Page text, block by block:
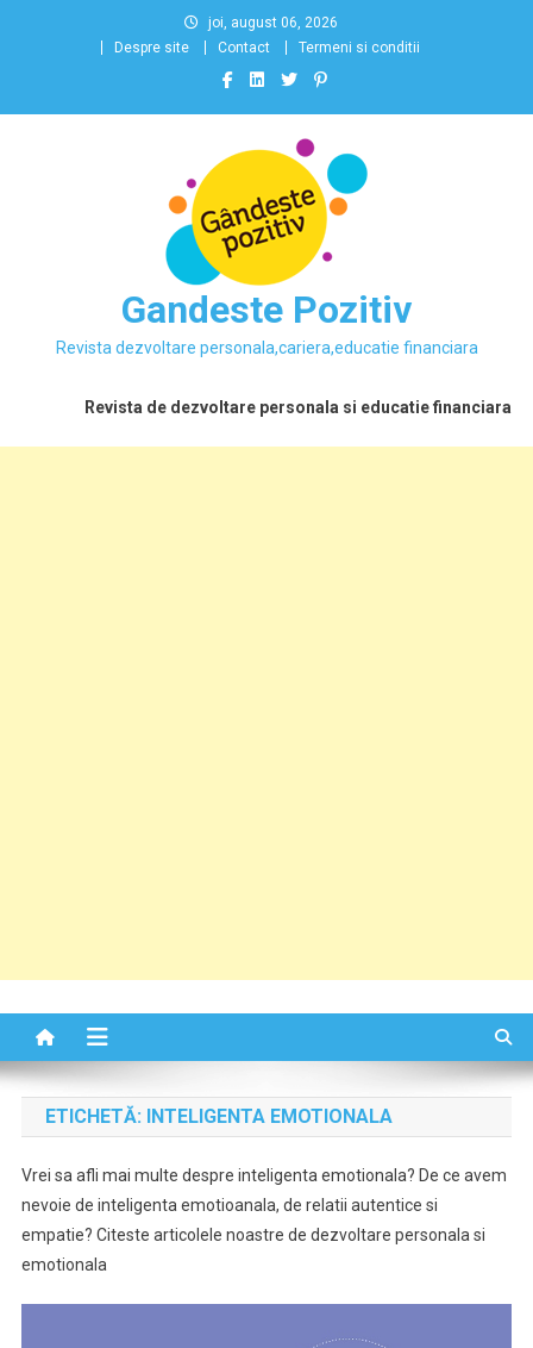
joi, august 06, 2026
Despre site
Contact Termeni si conditii
Gandeste Pozitiv
Revista dezvoltare personala,cariera,educatie financiara
Revista de dezvoltare personala si educatie financiara
ETICHETĂ: INTELIGENTA EMOTIONALA
Vrei sa afli mai multe despre inteligenta emotionala? De ce avem
nevoie de inteligenta emotioanala, de relatii autentice si
empatie? Citeste articolele noastre de dezvoltare personala si
emotionala